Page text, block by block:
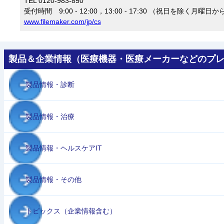
受付時間 9:00 - 12:00，13:00 - 17:30 （祝日を除く月曜日から
www.filemaker.com/jp/cs
製品＆企業情報（医療機器・医療メーカーなどのプレ
製品情報・診断
製品情報・治療
製品情報・ヘルスケアIT
製品情報・その他
トピックス（企業情報含む）